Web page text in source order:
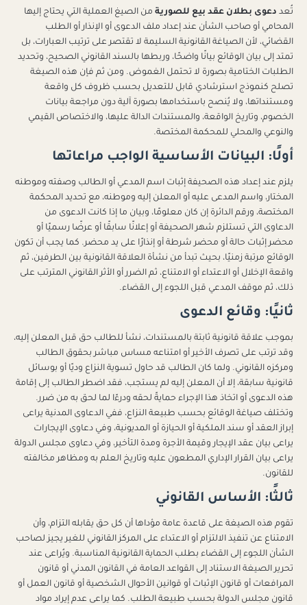
تُعد دعوى بطلان عقد بيع للصورية من الصيغ العملية التي يحتاج إليها
المحامي أو صاحب الشأن عند إعداد ملف الدعوى أو الإنذار أو الطلب
القضائي، لأن الصياغة القانونية السليمة لا تقتصر على ترتيب العبارات، بل
تمتد إلى بيان الوقائع بيانًا واضحًا، وربطها بالسند القانوني الصحيح، وتحديد
الطلبات الختامية بصورة لا تحتمل الغموض. ومن ثم فإن هذه الصيغة
تصلح كنموذج استرشادي قابل للتعديل بحسب ظروف كل واقعة
ومستنداتها، ولا يُنصح باستخدامها بصورة آلية دون مراجعة بيانات
الخصوم، وتاريخ الواقعة، والمستندات الدالة عليها، والاختصاص القيمي
والنوعي والمحلي للمحكمة المختصة.
أولًا: البيانات الأساسية الواجب مراعاتها
يلزم عند إعداد هذه الصحيفة إثبات اسم المدعي أو الطالب وصفته وموطنه
المختار، واسم المدعى عليه أو المعلن إليه وموطنه، مع تحديد المحكمة
المختصة، ورقم الدائرة إن كان معلومًا، وبيان ما إذا كانت الدعوى من
الدعاوى التي تستلزم شهر الصحيفة أو إعلانًا سابقًا أو عرضًا رسميًا أو
محضر إثبات حالة أو محضر شرطة أو إنذارًا على يد محضر. كما يجب أن تكون
الوقائع مرتبة زمنيًا، بحيث تبدأ من نشأة العلاقة القانونية بين الطرفين، ثم
واقعة الإخلال أو الاعتداء أو الامتناع، ثم الضرر أو الأثر القانوني المترتب على
ذلك، ثم موقف المدعي قبل اللجوء إلى القضاء.
ثانيًا: وقائع الدعوى
بموجب علاقة قانونية ثابتة بالمستندات، نشأ للطالب حق قبل المعلن إليه،
وقد ترتب على تصرف الأخير أو امتناعه مساس مباشر بحقوق الطالب
ومركزه القانوني. ولما كان الطالب قد حاول تسوية النزاع وديًا أو بوسائل
قانونية سابقة، إلا أن المعلن إليه لم يستجب، فقد اضطر الطالب إلى إقامة
هذه الدعوى أو اتخاذ هذا الإجراء حمايةً لحقه ودرءًا لما لحق به من ضرر.
وتختلف صياغة الوقائع بحسب طبيعة النزاع، ففي الدعاوى المدنية يراعى
إبراز العقد أو سند الملكية أو الحيازة أو المديونية، وفي دعاوى الإيجارات
يراعى بيان عقد الإيجار وقيمة الأجرة ومدة التأخير، وفي دعاوى مجلس الدولة
يراعى بيان القرار الإداري المطعون عليه وتاريخ العلم به ومظاهر مخالفته
للقانون.
ثالثًا: الأساس القانوني
تقوم هذه الصيغة على قاعدة عامة مؤداها أن كل حق يقابله التزام، وأن
الامتناع عن تنفيذ الالتزام أو الاعتداء على المركز القانوني للغير يجيز لصاحب
الشأن اللجوء إلى القضاء بطلب الحماية القانونية المناسبة. ويُراعى عند
تحرير الصيغة الاستناد إلى القواعد العامة في القانون المدني أو قانون
المرافعات أو قانون الإثبات أو قوانين الأحوال الشخصية أو قانون العمل أو
قانون مجلس الدولة بحسب طبيعة الطلب. كما يراعى عدم إيراد مواد